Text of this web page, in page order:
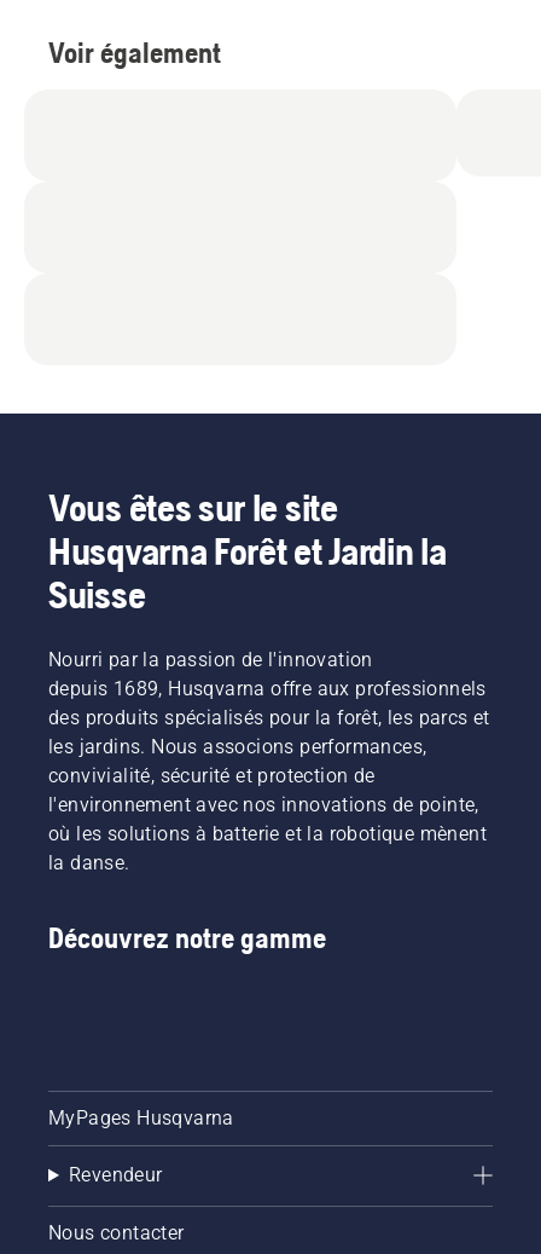
Voir également
Vous êtes sur le site
Husqvarna Forêt et Jardin la
Suisse
Nourri par la passion de l'innovation
depuis 1689, Husqvarna offre aux professionnels
des produits spécialisés pour la forêt, les parcs et
les jardins. Nous associons performances,
convivialité, sécurité et protection de
l'environnement avec nos innovations de pointe,
où les solutions à batterie et la robotique mènent
la danse.
Découvrez notre gamme
MyPages Husqvarna
Revendeur
Nous contacter